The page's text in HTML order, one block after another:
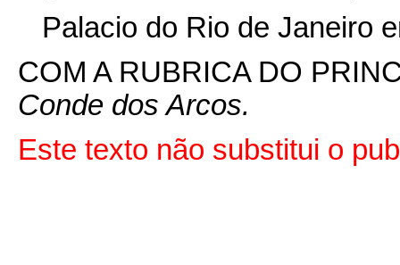
Palacio do Rio de Janeiro
COM A RUBRICA DO
Conde dos Arcos.
Este texto não substitui o